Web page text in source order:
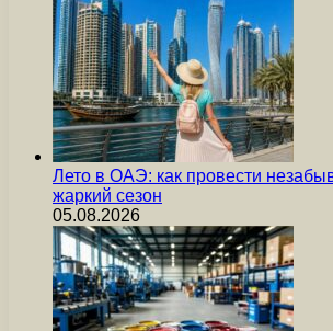
Лето в ОАЭ: как провести
жаркий сезон
05.08.2026